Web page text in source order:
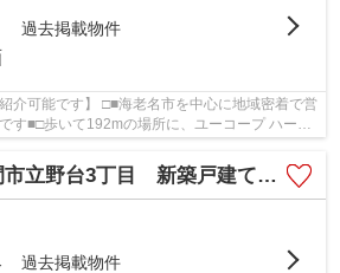
過去掲載物件
介可能です】 □■海老名市を中心に地域密着で営
す■□歩いて192mの場所に、ユーコープ ハーモ
野台3丁目 新築戸建て 全２棟【仲介手数料無料】
過去掲載物件